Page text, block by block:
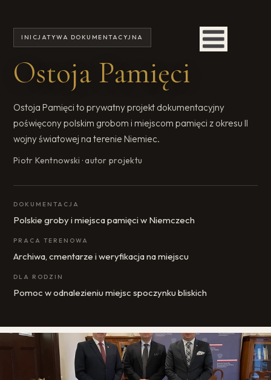
INICJATYWA DOKUMENTACYJNA
Ostoja Pamięci
Ostoja Pamięci to prywatny projekt dokumentacyjny
poświęcony polskim grobom i miejscom pamięci z okresu II
wojny światowej na terenie Niemiec.
Piotr Kentnowski · autor projektu
DOKUMENTACJA
Polskie groby i miejsca pamięci w Niemczech
PRACA TERENOWA
Archiwa, cmentarze i weryfikacja na miejscu
DLA RODZIN
Pomoc w odnalezieniu miejsc spoczynku bliskich